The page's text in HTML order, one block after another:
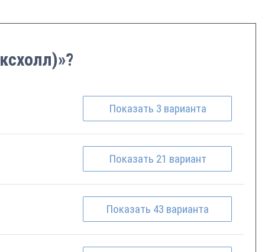
Показать 3 варианта
Показать 21 вариант
Показать 43 варианта